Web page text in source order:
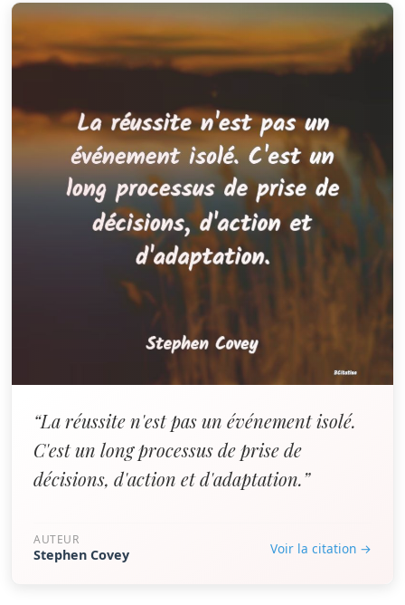
“La réussite n'est pas un événement isolé.
C'est un long processus de prise de
décisions, d'action et d'adaptation.”
AUTEUR
Stephen Covey Voir la citation →